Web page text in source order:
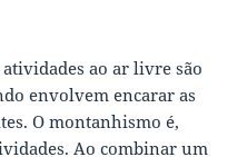
ao ar livre são
envolvem encarar as
O montanhismo é,
Ao combinar um